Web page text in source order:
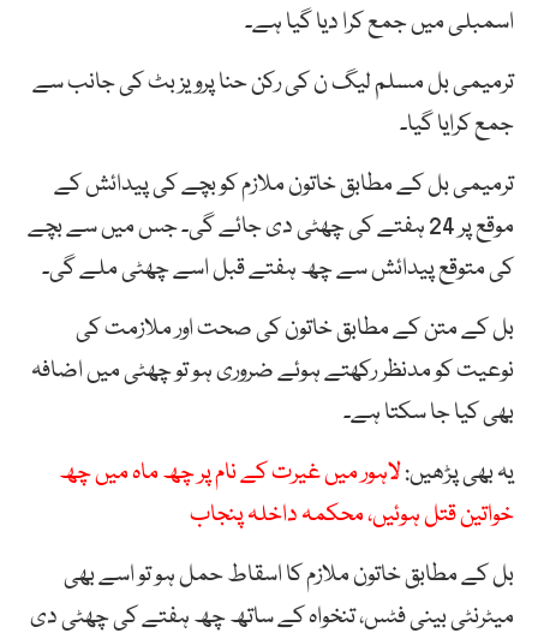
اسمبلی میں جمع کرا دیا گیا ہے۔
ترمیمی بل مسلم لیگ ن کی رکن حنا پرویز بٹ کی جانب سے
جمع کرایا گیا۔
ترمیمی بل کے مطابق خاتون ملازم کو بچے کی پیدائش کے
موقع پر 24 ہفتے کی چھٹی دی جائے گی۔ جس میں سے بچے
کی متوقع پیدائش سے چھ ہفتے قبل اسے چھٹی ملے گی۔
بل کے متن کے مطابق خاتون کی صحت اور ملازمت کی
نوعیت کو مدنظر رکھتے ہوئے ضروری ہو تو چھٹی میں اضافہ
بھی کیا جا سکتا ہے۔
یہ بھی پڑھیں:لاہور میں غیرت کے نام پر چھ ماہ میں چھ
خواتین قتل ہوئیں، محکمہ داخلہ پنجاب
بل کے مطابق خاتون ملازم کا اسقاط حمل ہو تو اسے بھی
میٹرنٹی بینی فٹس، تنخواہ کے ساتھ چھ ہفتے کی چھٹی دی